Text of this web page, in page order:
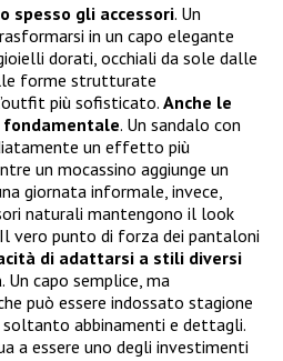
spesso gli accessori. Un
in un capo elegante
dorati, occhiali da sole dalle
forme strutturate
più sofisticato. Anche le
fondamentale. Un sandalo con
un effetto più
un mocassino aggiunge un
giornata informale, invece,
naturali mantengono il look
vero punto di forza dei pantaloni
di adattarsi a stili diversi
. Un capo semplice, ma
può essere indossato stagione
soltanto abbinamenti e dettagli.
a essere uno degli investimenti